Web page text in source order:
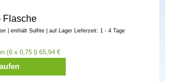
Flasche
| enthält Sulfite | auf Lager Lieferzeit: 1 - 4 Tage
(6 x 0,75 l) 65,94 €